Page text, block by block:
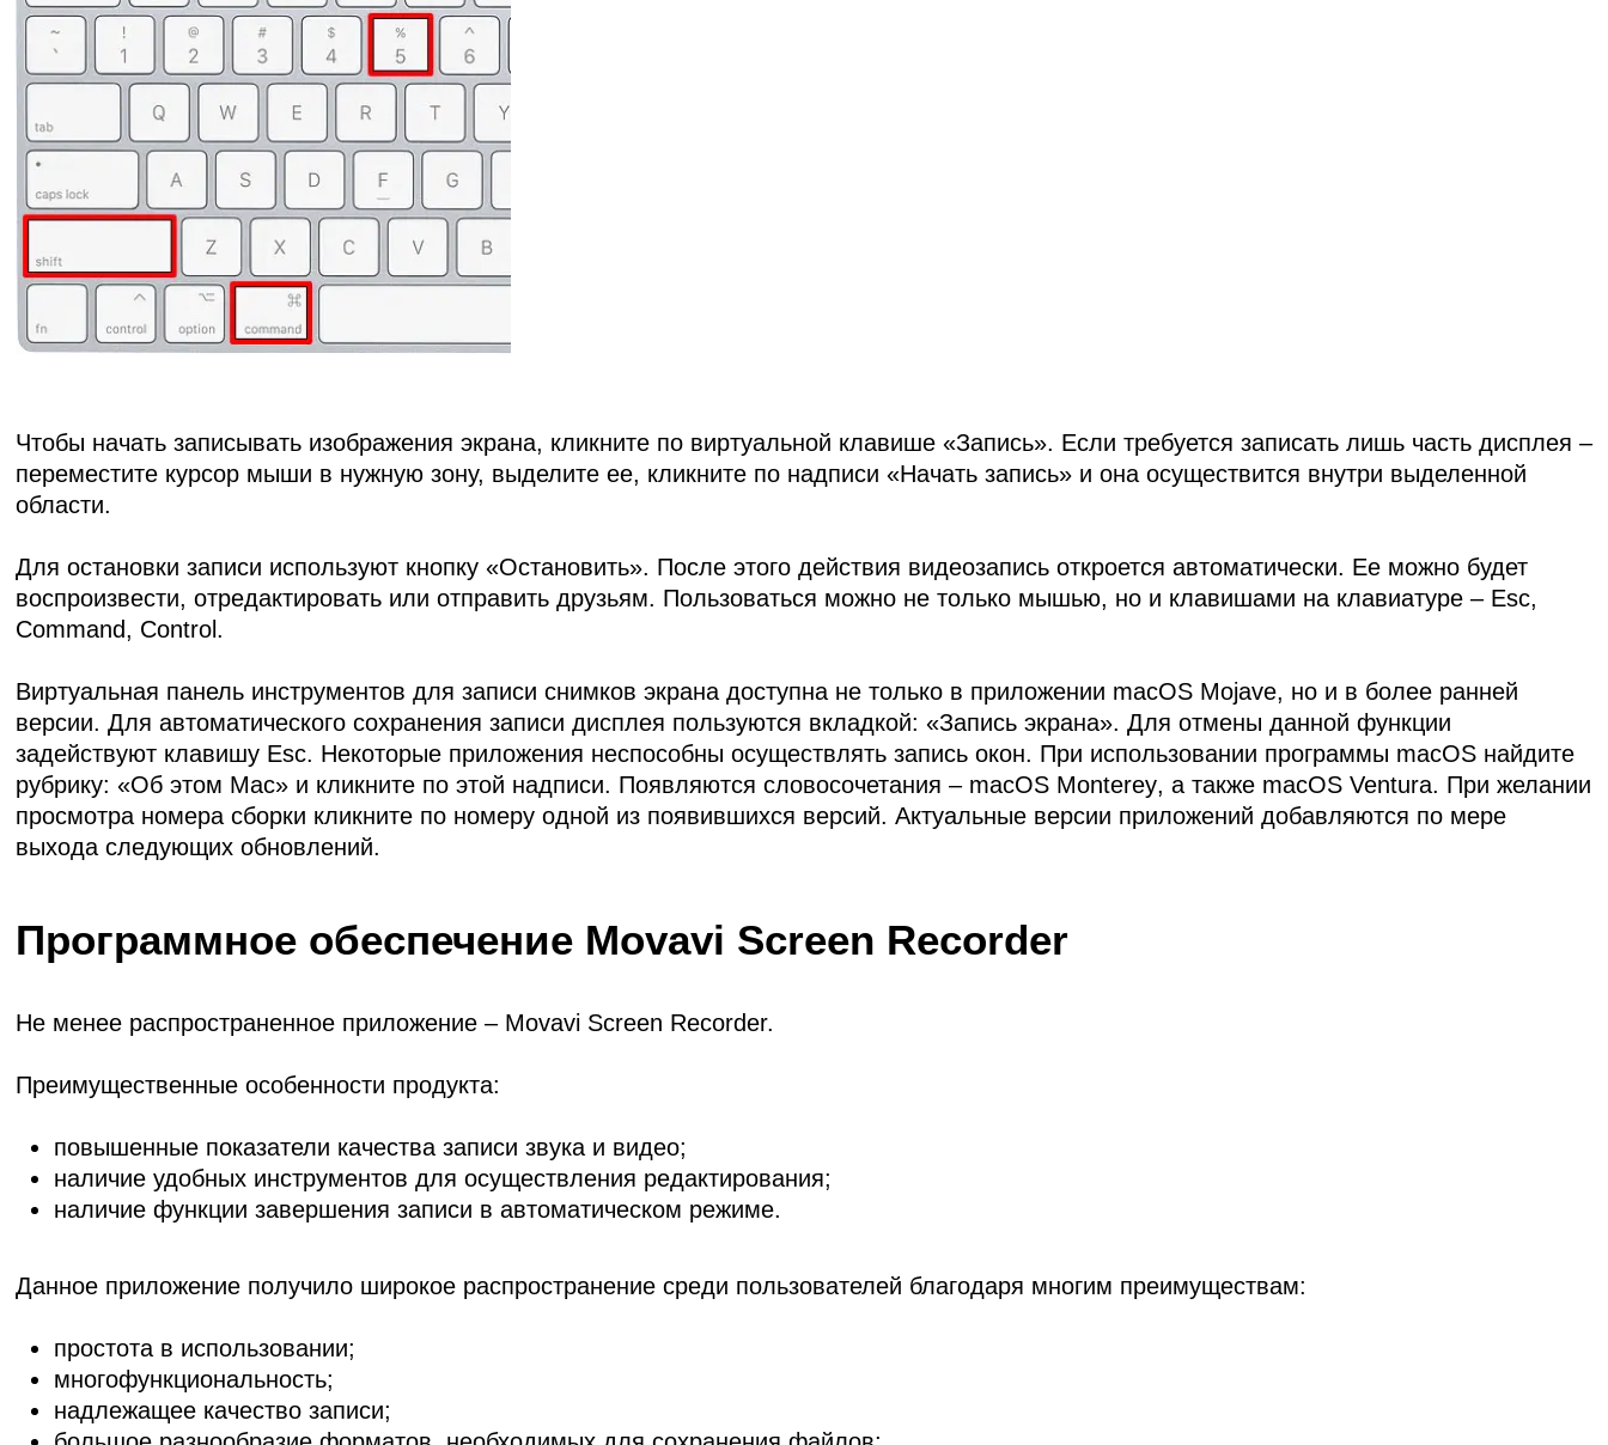
Чтобы начать записывать изображения экрана, кликните по виртуальной клавише «Запись». Если требуется записать лишь часть дисплея –
переместите курсор мыши в нужную зону, выделите ее, кликните по надписи «Начать запись» и она осуществится внутри выделенной
области.
Для остановки записи используют кнопку «Остановить». После этого действия видеозапись откроется автоматически. Ее можно будет
воспроизвести, отредактировать или отправить друзьям. Пользоваться можно не только мышью, но и клавишами на клавиатуре – Esc,
Command, Control.
Виртуальная панель инструментов для записи снимков экрана доступна не только в приложении macOS Mojave, но и в более ранней
версии. Для автоматического сохранения записи дисплея пользуются вкладкой: «Запись экрана». Для отмены данной функции
задействуют клавишу Esc. Некоторые приложения неспособны осуществлять запись окон. При использовании программы macOS найдите
рубрику: «Об этом Mac» и кликните по этой надписи. Появляются словосочетания – macOS Monterey, а также macOS Ventura. При желании
просмотра номера сборки кликните по номеру одной из появившихся версий. Актуальные версии приложений добавляются по мере
выхода следующих обновлений.
Программное обеспечение Movavi Screen Recorder
Не менее распространенное приложение – Movavi Screen Recorder.
Преимущественные особенности продукта:
повышенные показатели качества записи звука и видео;
наличие удобных инструментов для осуществления редактирования;
наличие функции завершения записи в автоматическом режиме.
Данное приложение получило широкое распространение среди пользователей благодаря многим преимуществам:
простота в использовании;
многофункциональность;
надлежащее качество записи;